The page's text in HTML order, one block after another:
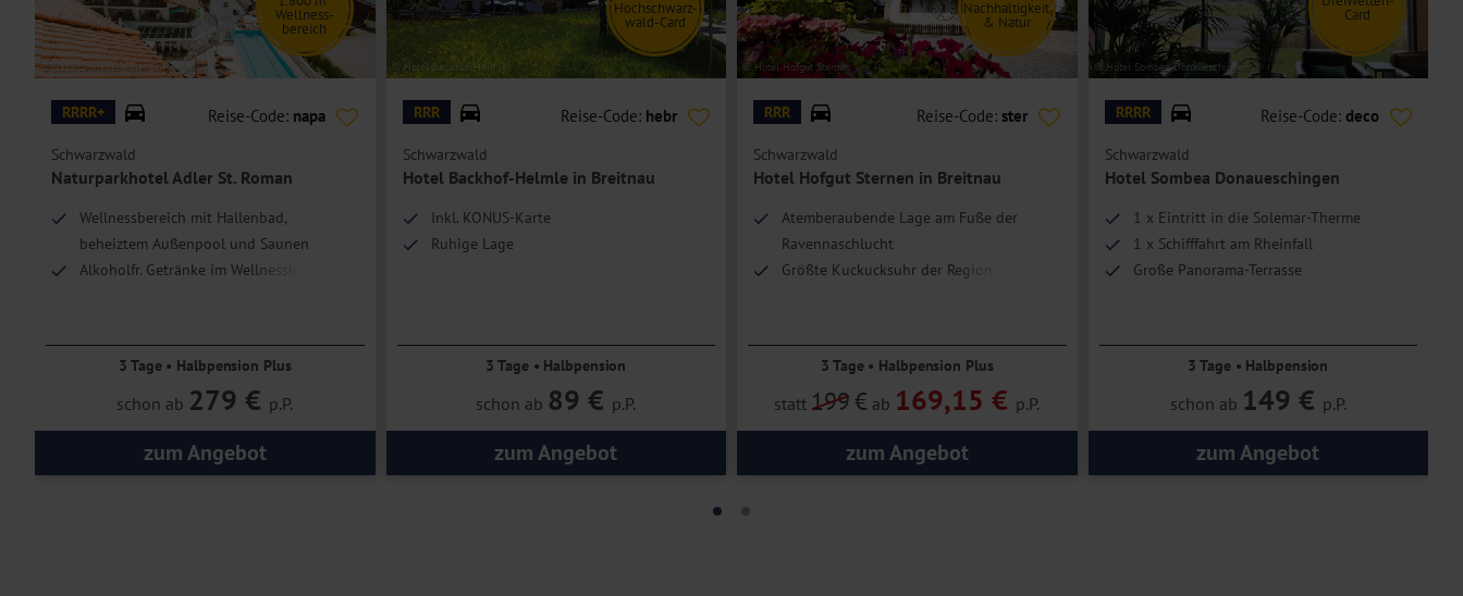
Hoteleinrichtungen und Zimmerausstattung teilweise gegen Gebühr.
© Naturparkhotel Adler St. Roman
Wellness-
bereich
RRRR+ Reise-Code: napa
Schwarzwald
Naturparkhotel Adler St. Roman
Wellnessbereich mit Hallenbad,
beheiztem Außenpool und Saunen
Alkoholfr. Getränke im Wellnessbistro
3 Tage • Halbpension Plus
schon ab 279 € p.P.
zum Angebot
© Hotel Backhof-Helmle
Hochschwarz-
wald-Card
RRR Reise-Code: hebr
Schwarzwald
Hotel Backhof-Helmle in Breitnau
Inkl. KONUS-Karte
Ruhige Lage
3 Tage • Halbpension
schon ab 89 € p.P.
zum Angebot
© Hotel Hofgut Sternen
Nachhaltigkeit
& Natur
RRR Reise-Code: ster
Schwarzwald
Hotel Hofgut Sternen in Breitnau
Atemberaubende Lage am Fuße der
Ravennaschlucht
Größte Kuckucksuhr der Region
3 Tage • Halbpension Plus
statt 199€ ab 169,15 € p.P.
zum Angebot
© Hotel Sombea Donaueschingen
Card
RRRR Reise-Code: deco
Schwarzwald
Hotel Sombea Donaueschingen
1 x Eintritt in die Solemar-Therme
1 x Schifffahrt am Rheinfall
Große Panorama-Terrasse
3 Tage • Halbpension
schon ab 149 € p.P.
zum Angebot